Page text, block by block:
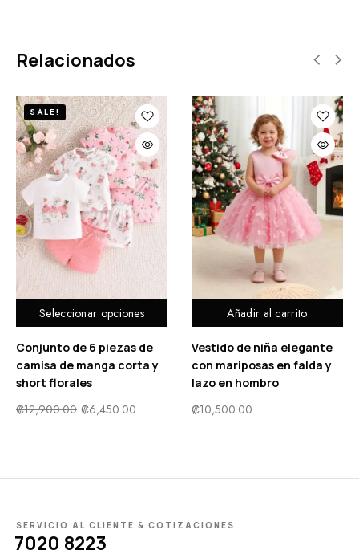
Relacionados
Seleccionar opciones
SALE!
Conjunto de 6 piezas de
camisa de manga corta y
short florales
₡12,900.00 ₡6,450.00
Añadir al carrito
Vestido de niña elegante
con mariposas en falda y
lazo en hombro
₡10,500.00
SERVICIO AL CLIENTE & COTIZACIONES
7020 8223